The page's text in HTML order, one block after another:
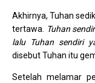
Akhirnya, Tuhan
tertawa.
Tuhan
lalu Tuhan sendiri
disebut Tuhan itu
Setelah melamar